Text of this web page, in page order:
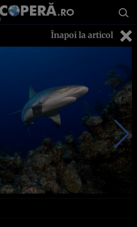
Înapoi la articol